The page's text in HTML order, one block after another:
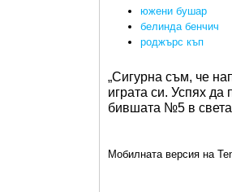
южени бушар
белинда бенчич
роджърс къп
„Сигурна съм, че
играта си. Успях да
бившата №5 в
Мобилната версия на